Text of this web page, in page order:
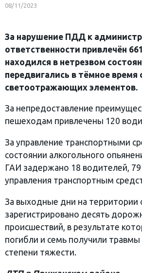
08/11/2023
За нарушение ПДД к
ответственности привлечён
находился в нетрезвом
передвигались в тёмное время
светоотражающих элементов.
За непредоставление
пешеходам привлечены 120
За управление транспортными
состоянии алкогольного
ГАИ задержано 18 водителей, 79
управления транспортным
За выходные дни на территории
зарегистрировано десять
происшествий, в результате
погибли и семь получили травмы
степени тяжести.